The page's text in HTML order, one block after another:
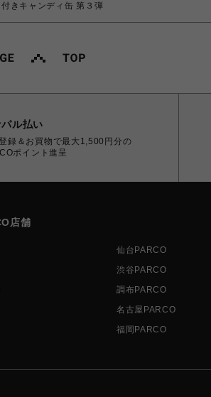
きキャンディ缶 第３弾
ル払い
録＆お買物で最大1,500円分の
ポイント進呈
店舗
仙台PARCO
渋谷PARCO
調布PARCO
名古屋PARCO
福岡PARCO